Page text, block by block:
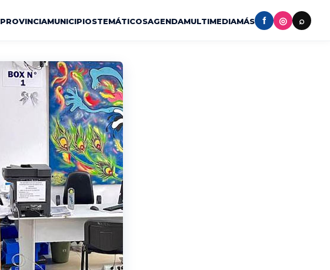
PROVINCIAMUNICIPIOSTEMÁTICOSAGENDAMULTIMEDIAMÁS f ◎ ⌕